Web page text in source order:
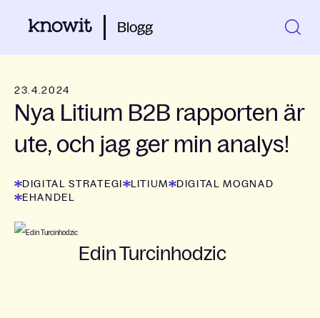
Blogg
23.4.2024
Nya Litium B2B rapporten är
ute, och jag ger min analys!
DIGITAL STRATEGI LITIUM
DIGITAL MOGNAD
EHANDEL
Edin Turcinhodzic